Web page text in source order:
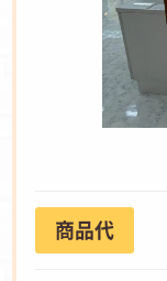
商品代